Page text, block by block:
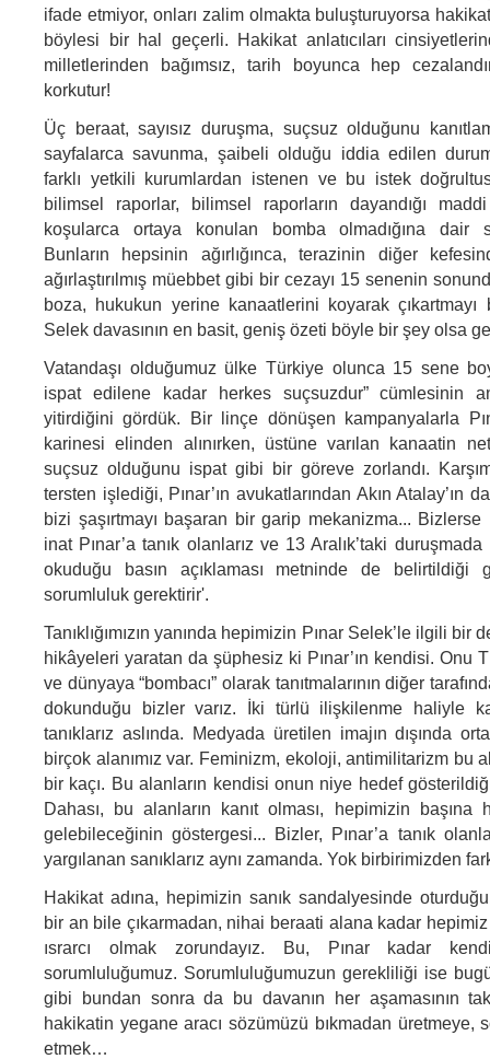
ifade etmiyor, onları zalim olmakta buluşturuyorsa hakikat
böylesi bir hal geçerli. Hakikat anlatıcıları
milletlerinden bağımsız, tarih boyunca hep
korkutur!
Üç beraat, sayısız duruşma, suçsuz olduğunu
sayfalarca savunma, şaibeli olduğu iddia edilen
farklı yetkili kurumlardan istenen ve bu istek
bilimsel raporlar, bilimsel raporların dayandığı
koşularca ortaya konulan bomba olmadığına dair
Bunların hepsinin ağırlığınca, terazinin diğer
ağırlaştırılmış müebbet gibi bir cezayı 15 senenin
boza, hukukun yerine kanaatlerini koyarak çıkartmayı
Selek davasının en basit, geniş özeti böyle bir şey olsa
Vatandaşı olduğumuz ülke Türkiye olunca 15 sene
ispat edilene kadar herkes suçsuzdur” cümlesinin
yitirdiğini gördük. Bir linçe dönüşen kampanyalarla
karinesi elinden alınırken, üstüne varılan kanaatin
suçsuz olduğunu ispat gibi bir göreve zorlandı.
tersten işlediği, Pınar’ın avukatlarından Akın Atalay’ın
bizi şaşırtmayı başaran bir garip mekanizma...
inat Pınar’a tanık olanlarız ve 13 Aralık’taki
okuduğu basın açıklaması metninde de belirtildiği
sorumluluk gerektirir'.
Tanıklığımızın yanında hepimizin Pınar Selek’le ilgili bir
hikâyeleri yaratan da şüphesiz ki Pınar’ın kendisi. Onu
ve dünyaya “bombacı” olarak tanıtmalarının diğer
dokunduğu bizler varız. İki türlü ilişkilenme haliyle
tanıklarız aslında. Medyada üretilen imajın dışında
birçok alanımız var. Feminizm, ekoloji, antimilitarizm bu
bir kaçı. Bu alanların kendisi onun niye hedef
Dahası, bu alanların kanıt olması, hepimizin
gelebileceğinin göstergesi... Bizler, Pınar’a tanık
yargılanan sanıklarız aynı zamanda. Yok birbirimizden
Hakikat adına, hepimizin sanık sandalyesinde
bir an bile çıkarmadan, nihai beraati alana kadar hepimiz
ısrarcı olmak zorundayız. Bu, Pınar kadar
sorumluluğumuz. Sorumluluğumuzun gerekliliği ise
gibi bundan sonra da bu davanın her aşamasının
hakikatin yegane aracı sözümüzü bıkmadan üretmeye,
etmek…